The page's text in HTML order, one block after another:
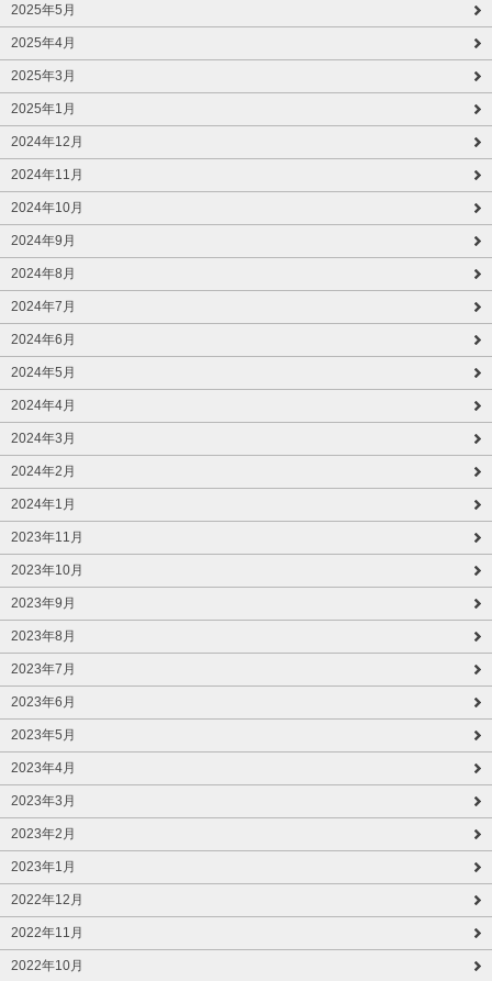
2025年5月
2025年4月
2025年3月
2025年1月
2024年12月
2024年11月
2024年10月
2024年9月
2024年8月
2024年7月
2024年6月
2024年5月
2024年4月
2024年3月
2024年2月
2024年1月
2023年11月
2023年10月
2023年9月
2023年8月
2023年7月
2023年6月
2023年5月
2023年4月
2023年3月
2023年2月
2023年1月
2022年12月
2022年11月
2022年10月